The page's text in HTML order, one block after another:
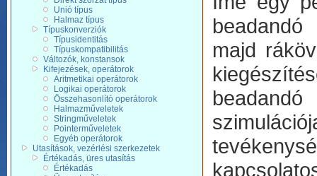
Unió típus
Halmaz típus
Típuskonverziók
Típusidentitás
Típuskompatibilitás
Változók, konstansok
Kifejezések, operátorok
Aritmetikai operátorok
Logikai operátorok
Összehasonlító operátorok
Halmazműveletek
Stringműveletek
Pointerműveletek
Egyéb operátorok
Utasítások, vezérlési szerkezetek
Értékadás, üres utasítás
Értékadás
majd